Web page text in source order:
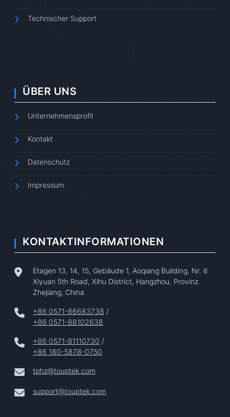
Technischer Support
ÜBER UNS
Unternehmensprofil
Kontakt
Datenschutz
Impressum
KONTAKTINFORMATIONEN
Etagen 13, 14, 15, Gebäude 1, Aoqiang Building, Nr. 6
Xiyuan 5th Road, Xihu District, Hangzhou, Provinz
Zhejiang, China
+86 0571-86683738 /
+86 0571-88102638
+86 0571-81110730 /
+86 180-5878-0750
tphz@touptek.com
support@touptek.com